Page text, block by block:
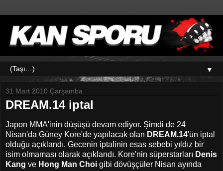
▼
31 Mart 2010 Çarşamba
DREAM.14 iptal
Japon MMA'inin düşüşü devam ediyor. Şimdi de 24
Nisan'da Güney Kore'de yapılacak olan DREAM.14'ün iptal
olduğu açıklandı. Gecenin iptalinin esas sebebi yıldız bir
isim olmaması olarak açıklandı. Kore'nin süperstarları Denis
Kang ve Hong Man Choi gibi dövüşçüler Nisan ayında